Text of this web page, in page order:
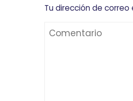
Tu dirección de